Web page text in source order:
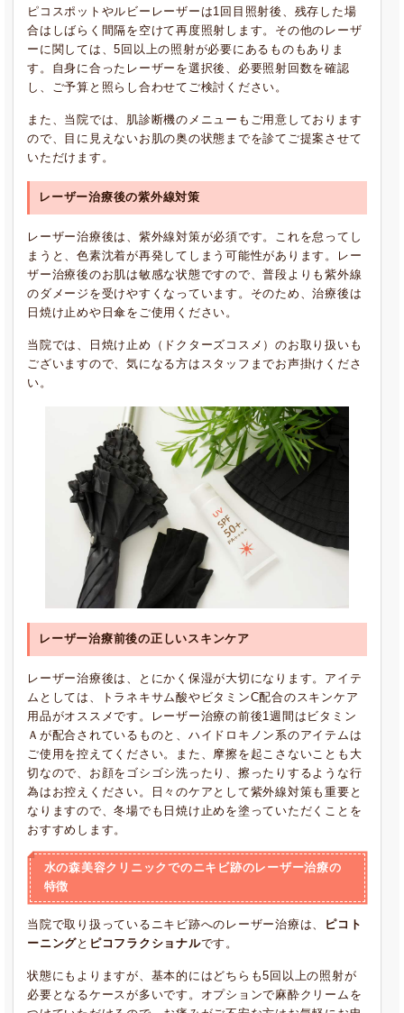
ピコスポットやルビーレーザーは1回目照射後、残存した場
合はしばらく間隔を空けて再度照射します。その他のレーザ
ーに関しては、5回以上の照射が必要にあるものもありま
す。自身に合ったレーザーを選択後、必要照射回数を確認
し、ご予算と照らし合わせてご検討ください。
また、当院では、肌診断機のメニューもご用意しております
ので、目に見えないお肌の奥の状態までを診てご提案させて
いただけます。
レーザー治療後の紫外線対策
レーザー治療後は、紫外線対策が必須です。これを怠ってし
まうと、色素沈着が再発してしまう可能性があります。レー
ザー治療後のお肌は敏感な状態ですので、普段よりも紫外線
のダメージを受けやすくなっています。そのため、治療後は
日焼け止めや日傘をご使用ください。
当院では、日焼け止め（ドクターズコスメ）のお取り扱いも
ございますので、気になる方はスタッフまでお声掛けくださ
い。
レーザー治療前後の正しいスキンケア
レーザー治療後は、とにかく保湿が大切になります。アイテ
ムとしては、トラネキサム酸やビタミンC配合のスキンケア
用品がオススメです。レーザー治療の前後1週間はビタミン
Ａが配合されているものと、ハイドロキノン系のアイテムは
ご使用を控えてください。また、摩擦を起こさないことも大
切なので、お顔をゴシゴシ洗ったり、擦ったりするような行
為はお控えください。日々のケアとして紫外線対策も重要と
なりますので、冬場でも日焼け止めを塗っていただくことを
おすすめします。
水の森美容クリニックでのニキビ跡のレーザー治療の
特徴
当院で取り扱っているニキビ跡へのレーザー治療は、
ピコト
ーニングと ピコフラクショナルです。
状態にもよりますが、基本的にはどちらも5回以上の照射が
必要となるケースが多いです。オプションで麻酔クリームを